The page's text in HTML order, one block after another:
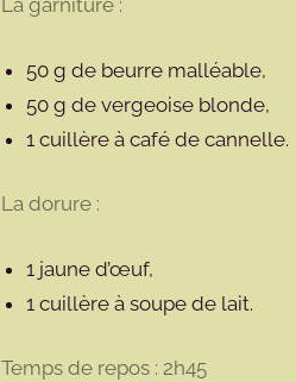
La garniture :
50 g de beurre malléable,
50 g de vergeoise blonde,
1 cuillère à café de cannelle.
La dorure :
1 jaune d’œuf,
1 cuillère à soupe de lait.
Temps de repos : 2h45